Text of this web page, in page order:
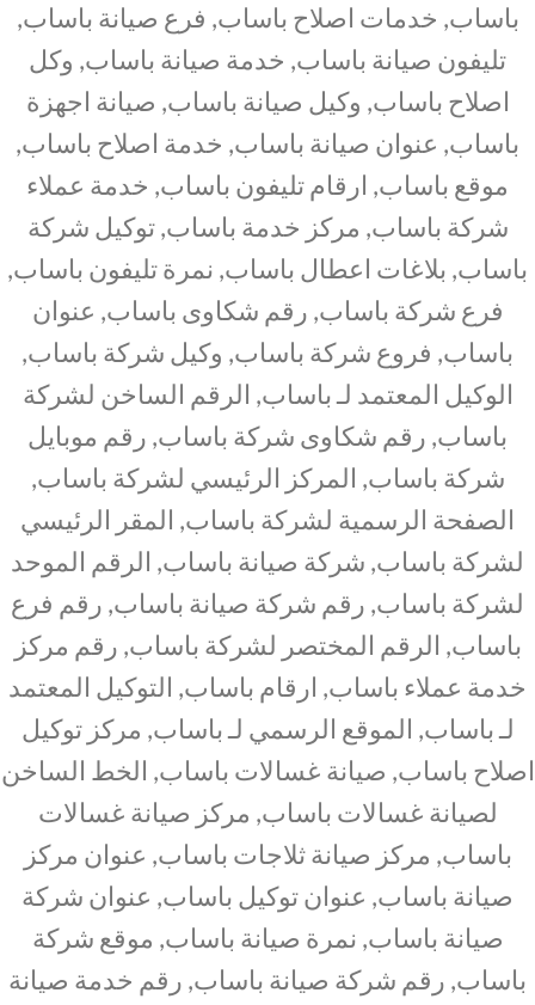
باساب, خدمات اصلاح باساب, فرع صيانة باساب,
تليفون صيانة باساب, خدمة صيانة باساب, وكل
اصلاح باساب, وكيل صيانة باساب, صيانة اجهزة
باساب, عنوان صيانة باساب, خدمة اصلاح باساب,
موقع باساب, ارقام تليفون باساب, خدمة عملاء
شركة باساب, مركز خدمة باساب, توكيل شركة
باساب, بلاغات اعطال باساب, نمرة تليفون باساب,
فرع شركة باساب, رقم شكاوى باساب, عنوان
باساب, فروع شركة باساب, وكيل شركة باساب,
الوكيل المعتمد لـ باساب, الرقم الساخن لشركة
باساب, رقم شكاوى شركة باساب, رقم موبايل
شركة باساب, المركز الرئيسي لشركة باساب,
الصفحة الرسمية لشركة باساب, المقر الرئيسي
لشركة باساب, شركة صيانة باساب, الرقم الموحد
لشركة باساب, رقم شركة صيانة باساب, رقم فرع
باساب, الرقم المختصر لشركة باساب, رقم مركز
خدمة عملاء باساب, ارقام باساب, التوكيل المعتمد
لـ باساب, الموقع الرسمي لـ باساب, مركز توكيل
اصلاح باساب, صيانة غسالات باساب, الخط الساخن
لصيانة غسالات باساب, مركز صيانة غسالات
باساب, مركز صيانة ثلاجات باساب, عنوان مركز
صيانة باساب, عنوان توكيل باساب, عنوان شركة
صيانة باساب, نمرة صيانة باساب, موقع شركة
باساب, رقم شركة صيانة باساب, رقم خدمة صيانة